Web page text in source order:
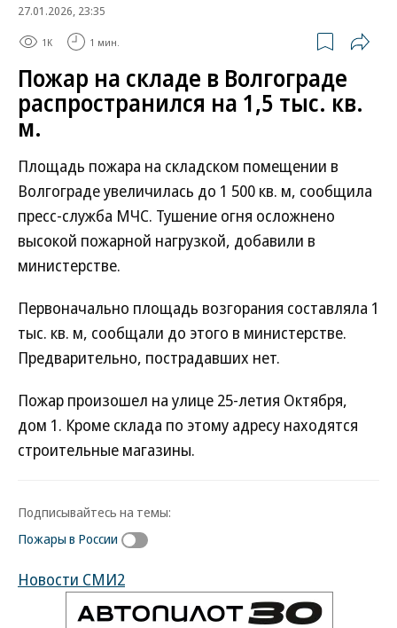
27.01.2026, 23:35
1K 1 мин.
Пожар на складе в Волгограде
распространился на 1,5 тыс. кв.
м.
Площадь пожара на складском помещении в
Волгограде увеличилась до 1 500 кв. м, сообщила
пресс-служба МЧС. Тушение огня осложнено
высокой пожарной нагрузкой, добавили в
министерстве.
Первоначально площадь возгорания составляла 1
тыс. кв. м, сообщали до этого в министерстве.
Предварительно, пострадавших нет.
Пожар произошел на улице 25-летия Октября,
дом 1. Кроме склада по этому адресу находятся
строительные магазины.
Подписывайтесь на темы:
Пожары в России
Новости СМИ2